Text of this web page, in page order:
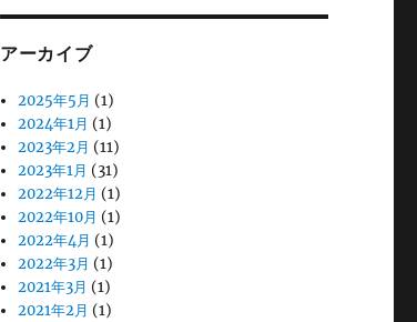
アーカイブ
2025年5月 (1)
2024年1月 (1)
2023年2月 (11)
2023年1月 (31)
2022年12月 (1)
2022年10月 (1)
2022年4月 (1)
2022年3月 (1)
2021年3月 (1)
2021年2月 (1)